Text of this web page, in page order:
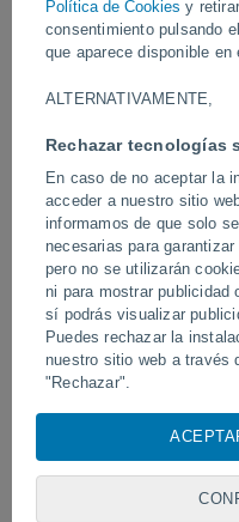
Política de Cookies y
consentimiento pulsando
que aparece disponible
ALTERNATIVAMENTE,
Rechazar tecnologías
En caso de no aceptar la
acceder a nuestro sitio
informamos de que solo
necesarias para
pero no se utilizarán
ni para mostrar publicidad
sí podrás visualizar
Puedes rechazar la
nuestro sitio web a través
"Rechazar".
cookies, identificadores
almacenar, acceder y
visita en este sitio web,
Tornados y lluvias
Pelotas, Brasil.